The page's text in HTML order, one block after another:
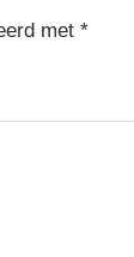
met *